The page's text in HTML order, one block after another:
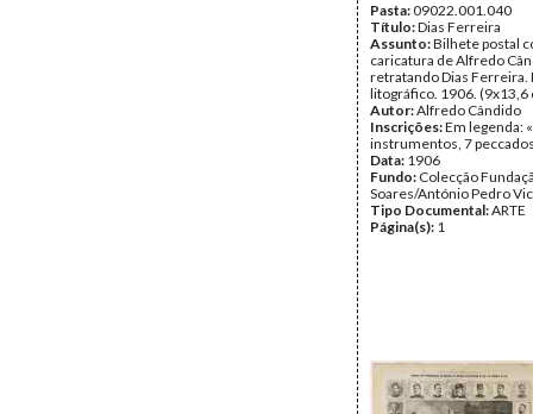
Pasta:09022.001.040
Título:Dias Ferreira
Assunto:Bilhete postal
caricatura de Alfredo
retratando Dias Ferreira.
litográfico. 1906. (9x13,6
Autor:Alfredo Cândido
Inscrições:Em legenda:
instrumentos, 7
Data: 1906
Fundo: Colecção
Soares/António Pedro
Tipo Documental:ARTE
Página(s): 1